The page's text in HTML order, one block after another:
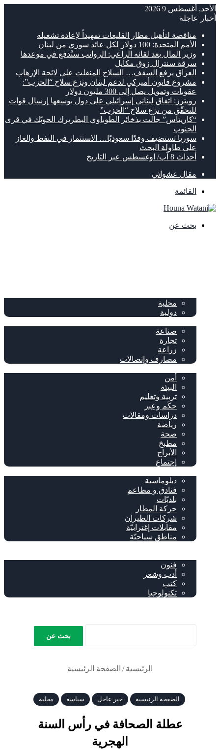
الأحد, أغسطس 9 2026
أخبار عاجلة
مناقصة لتأهيل مطار القليعات تمهيداً لإعادة تشغيله
الأمم المتحدة: 100 دولار لكل عائد سوري من لبنان
وزير المال بعد لقائه الراعي: الرواتب ستُدفع في موعدها
سرقة سنترال زوق مكايل
العراق يرفع السقف… السلاح المنفلت على لائحة الإرهاب
مشروع قانون أميركي لدعم لبنان ونزع سلاح “الحزب”:
عقوبات وتمويل يصل إلى 300 مليون دولار
رويترز: اتفاق لبناني إسرائيلي على دول بوسعها إرسال قوات
للتحقّق من نزع سلاح “الحزب”
“كاريتاس” جالت بذخائر الطوباوي البطريرك الحويّك في قرى
الجنوب
سوريا تستضيف وفدًا سعوديًا… الاستثمار في النفط والغاز
على طاولة البحث
أحداث 8 آب/ اوغسطس عبر التاريخ
مقال عشوائي
القائمة
بحث عن
محلية
دولية
صناعة
تجارة
زراعة
مصارف وإتصالات
أمن
البيئة
تربية وتعليم
حكَم وعِبر
دراسات ومقالات
رياضة
صحة
مطبخ
الأبراج
إجتماع
دبلوماسية
فنادق و مطاعم
بلديّات
حركة المطار
شركات الطيران
مقابلات إغترابيّة
مناطق سياحيّة
فنون
أدب وشعر
كتب
تكنولوجيا
بحث عن
الرئيسية / الصفحة الرئيسية
الصفحة الرئيسية خبر عاجل سياسة محلية
عطلة الصحافة في رأس السنة
الهجرية